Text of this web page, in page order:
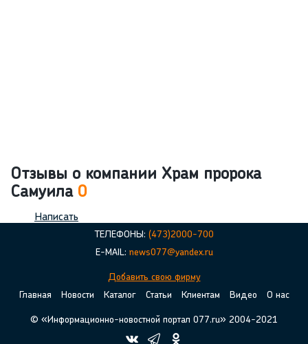
Отзывы о компании Храм пророка
Самуила 0
Написать
ТЕЛЕФОНЫ: (473)2000-700
E-MAIL: news077@yandex.ru
Добавить свою фирму
Главная
Новости Каталог Статьи Клиентам Видео О нас
© «Информационно-новостной портал 077.ru» 2004-2021